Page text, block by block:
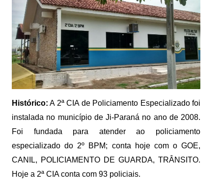
Histórico: A 2ª CIA de Policiamento Especializado foi
instalada no município de Ji-Paraná no ano de 2008.
Foi fundada para atender ao policiamento
especializado do 2º BPM; conta hoje com o GOE,
CANIL, POLICIAMENTO DE GUARDA, TRÂNSITO.
Hoje a 2ª CIA conta com 93 policiais.